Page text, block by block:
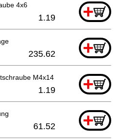
4x6 +
1.19
+
235.62
M4x14 +
1.19
+
61.52